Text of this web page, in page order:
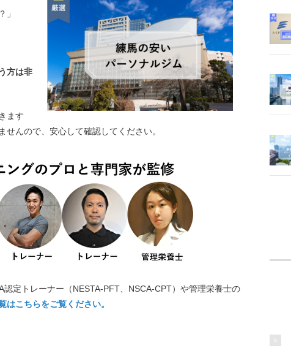
」
方は非
ます
んので、安心して確認してください。
認定トレーナー（NESTA-PFT、NSCA-CPT）や管理栄養士の
はこちらをご覧ください。